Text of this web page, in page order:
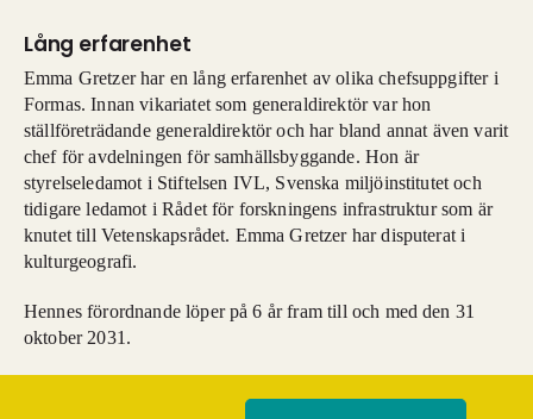
Lång erfarenhet
Emma Gretzer har en lång erfarenhet av olika chefsuppgifter i
Formas. Innan vikariatet som generaldirektör var hon
ställföreträdande generaldirektör och har bland annat även varit
chef för avdelningen för samhällsbyggande. Hon är
styrelseledamot i Stiftelsen IVL, Svenska miljöinstitutet och
tidigare ledamot i Rådet för forskningens infrastruktur som är
knutet till Vetenskapsrådet. Emma Gretzer har disputerat i
kulturgeografi.
Hennes förordnande löper på 6 år fram till och med den 31
oktober 2031.